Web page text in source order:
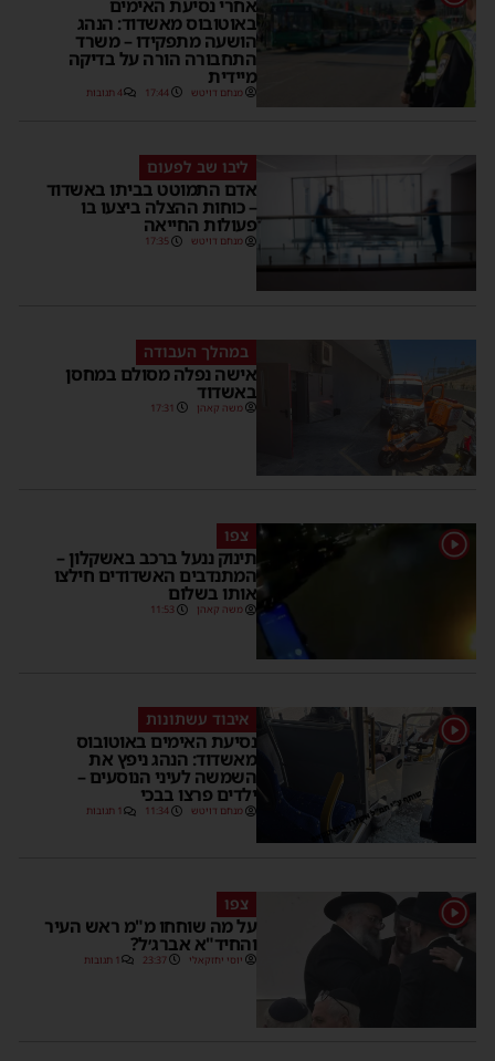
אחרי נסיעת האימים
באוטובוס מאשדוד: הנהג
הושעה מתפקידו – משרד
התחבורה הורה על בדיקה
מיידית
מנחם דויטש 17:44 4 תגובות
ליבו שב לפעום
אדם התמוטט בביתו באשדוד
– כוחות ההצלה ביצעו בו
פעולות החייאה
מנחם דויטש 17:35
במהלך העבודה
אישה נפלה מסולם במחסן
באשדוד
משה קאהן 17:31
1 צפו
תינוק ננעל ברכב באשקלון –
המתנדבים האשדודים חילצו
אותו בשלום
משה קאהן 11:53
1 איבוד עשתונות
נסיעת האימים באוטובוס
מאשדוד: הנהג ניפץ את
השמשה לעיני הנוסעים –
ילדים פרצו בבכי
מנחם דויטש 11:34 1 תגובות
1 צפו
על מה שוחחו מ"מ ראש העיר
והחיד"א אברג׳ל?
יוסי יחזקאלי 23:37 1 תגובות